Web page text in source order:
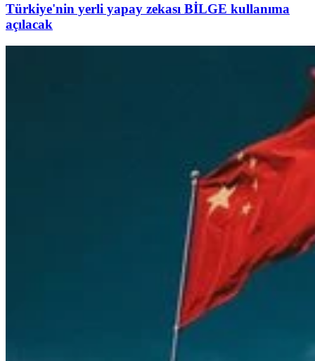
Türkiye'nin yerli yapay zekası BİLGE kullanıma
açılacak